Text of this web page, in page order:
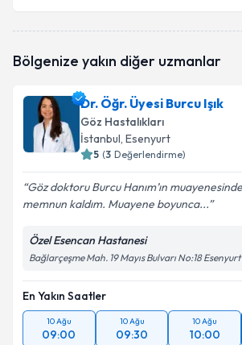
Bölgenize yakın diğer uzmanlar
Dr. Öğr. Üyesi Burcu Işık
Göz Hastalıkları
İstanbul, Esenyurt
5 (3 Değerlendirme)
Göz doktoru Burcu Hanım’ın
memnun kaldım. Muayene boyunca...
Özel Esencan Hastanesi
Bağlarçeşme Mah. 19 Mayıs Bulvarı No:18
En Yakın Saatler
10 Ağu
09:00
10 Ağu
09:30
10 Ağu
10:00